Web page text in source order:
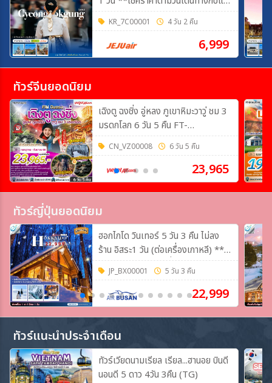
ดมินเท่านั้น**
KR_7C00001 4 วัน 2 คืน
6,999
ทัวร์จีนยอดนิยม
เฉิงตู ฉงชิ่ง อู่หลง ภูเขาหิมะวาวู่ ชม 3
มรดกโลก 6 วัน 5 คืน FT-
TFUVZ33A
CN_VZ00008 6 วัน 5 คืน
23,965
ทัวร์ญี่ปุ่นยอดนิยม
ฮอกไกโด วินเทอร์ 5 วัน 3 คืน ไม่ลง
ร้าน อิสระ1 วัน (ต่อเครื่องเกาหลี) **
เช็คราคาอัพเดตและที่นั่งว่างกับแอดมิน
** JP_BX00001 5 วัน 3 คืน
22,999
ทัวร์แนะนำประจำเดือน
ทัวร์เวียดนามเรียล เรียล...ฮานอย บินดี
นอนดี 5 ดาว 4วัน 3คืน (TG)